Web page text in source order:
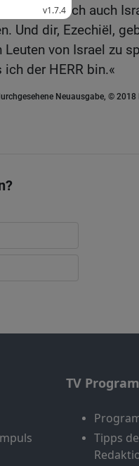
Zeit lasse ich auch
Und dir, Ezechiël,
Leuten von Israel zu
ich der HERR bin.«
Neuausgabe, ©
TV
Tipps